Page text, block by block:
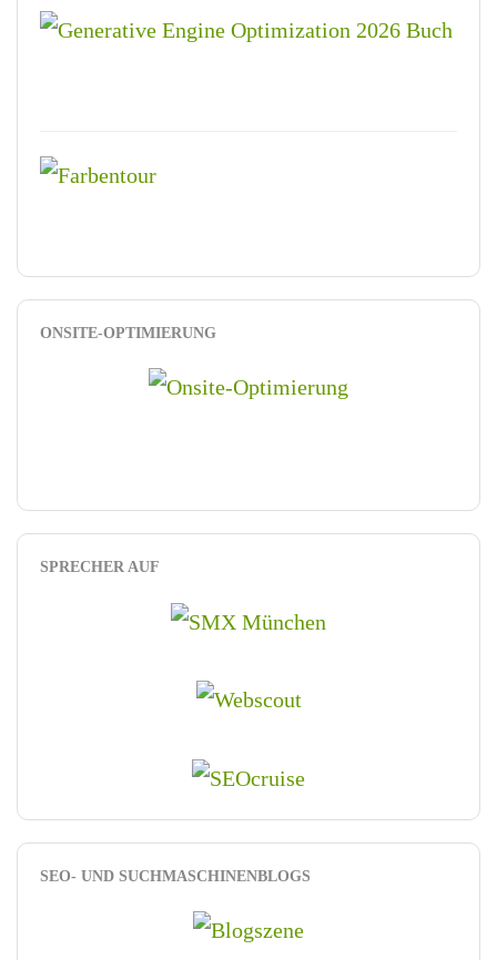
ONSITE-OPTIMIERUNG
SPRECHER AUF
SEO- UND SUCHMASCHINENBLOGS